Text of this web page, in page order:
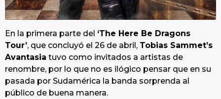
En la primera parte del ‘The Here Be Dragons
Tour’, que concluyó el 26 de abril, Tobias Sammet’s
Avantasia tuvo como invitados a artistas de
renombre, por lo que no es ilógico pensar que en su
pasada por Sudamérica la banda sorprenda al
público de buena manera.